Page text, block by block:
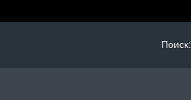
Поиск: